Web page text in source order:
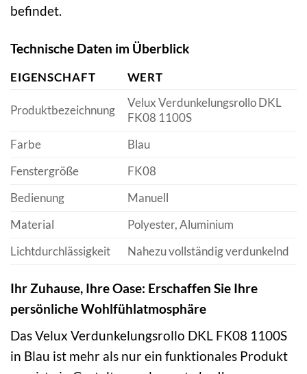
befindet.
Technische Daten im Überblick
EIGENSCHAFT WERT
Produktbezeichnung
Velux Verdunkelungsrollo DKL
FK08 1100S
Farbe
Blau
Fenstergröße
FK08
Bedienung
Manuell
Material
Polyester, Aluminium
Lichtdurchlässigkeit
Nahezu vollständig verdunkelnd
Ihr Zuhause, Ihre Oase: Erschaffen Sie Ihre
persönliche Wohlfühlatmosphäre
Das Velux Verdunkelungsrollo DKL FK08 1100S
in Blau ist mehr als nur ein funktionales Produkt